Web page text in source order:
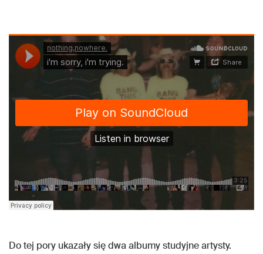
Do tej pory ukazały się dwa albumy studyjne artysty.